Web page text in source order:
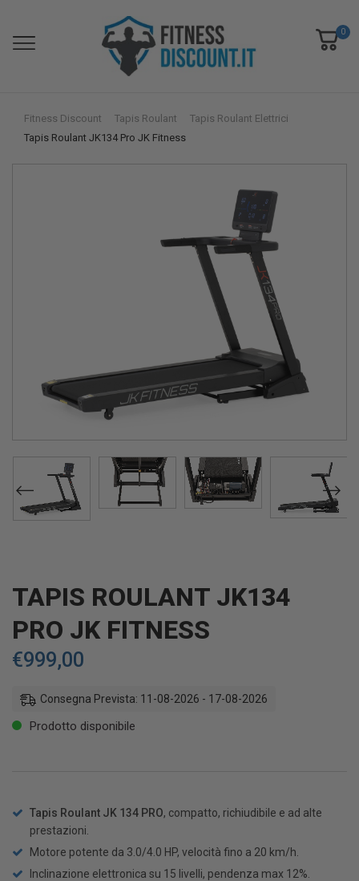
0
Fitness Discount Tapis Roulant
Tapis Roulant Elettrici
Tapis Roulant JK134 Pro JK Fitness
TAPIS ROULANT JK134
PRO JK FITNESS
€999,00
Consegna Prevista: 11-08-2026 - 17-08-2026
Prodotto disponibile
Tapis Roulant JK 134 PRO, compatto, richiudibile e ad alte
prestazioni.
Motore potente da 3.0/4.0 HP, velocità fino a 20 km/h.
Inclinazione elettronica su 15 livelli, pendenza max 12%.